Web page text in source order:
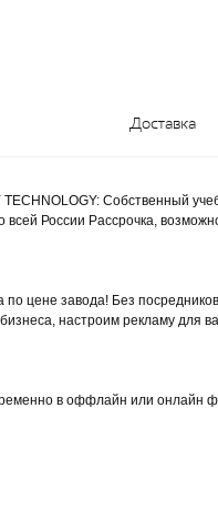
Доставка
Собственный
России Рассрочка,
цене завода! Без
настроим рекламу для
в оффлайн или онлайн